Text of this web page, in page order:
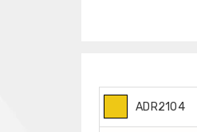
ADR2104